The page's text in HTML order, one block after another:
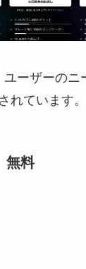
ーザーのニ
れています。
無料